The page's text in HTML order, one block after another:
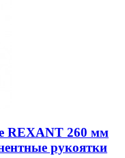
REXANT 260 мм
рукоятки